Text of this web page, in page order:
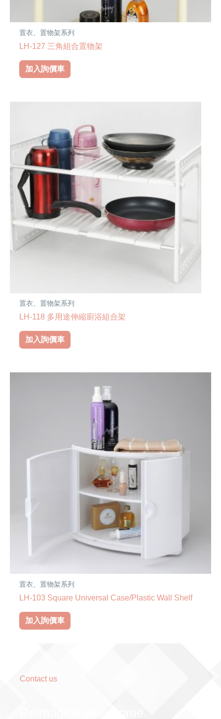
置衣、置物架系列
LH-127 三角組合置物架
加入詢價車
置衣、置物架系列
LH-118 多用途伸縮廚浴組合架
加入詢價車
置衣、置物架系列
LH-103 Square Universal Case/Plastic Wall Shelf
加入詢價車
Contact us